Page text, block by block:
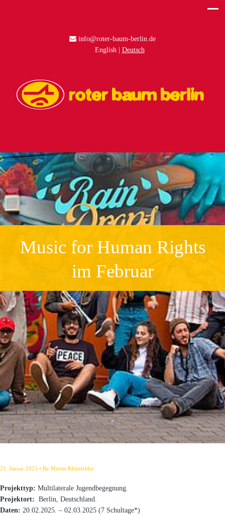
info@roter-baum-berlin.de
English
Deutsch
Music for Human Rights
im Februar
21. Januar 2025 By Martin Kleinfelder
Projekttyp: Multilaterale Jugendbegegnung.
Projektort: Berlin, Deutschland.
Daten: 20.02.2025. – 02.03.2025 (7 Schultage*)